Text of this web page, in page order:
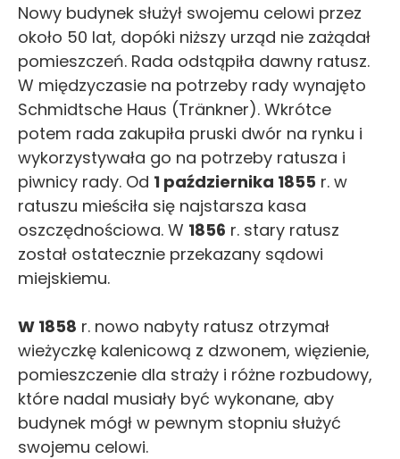
Nowy budynek służył swojemu celowi przez
około 50 lat, dopóki niższy urząd nie zażądał
pomieszczeń. Rada odstąpiła dawny ratusz.
W międzyczasie na potrzeby rady wynajęto
Schmidtsche Haus (Tränkner). Wkrótce
potem rada zakupiła pruski dwór na rynku i
wykorzystywała go na potrzeby ratusza i
piwnicy rady. Od 1 października 1855 r. w
ratuszu mieściła się najstarsza kasa
oszczędnościowa. W 1856 r. stary ratusz
został ostatecznie przekazany sądowi
miejskiemu.
W 1858 r. nowo nabyty ratusz otrzymał
wieżyczkę kalenicową z dzwonem, więzienie,
pomieszczenie dla straży i różne rozbudowy,
które nadal musiały być wykonane, aby
budynek mógł w pewnym stopniu służyć
swojemu celowi.